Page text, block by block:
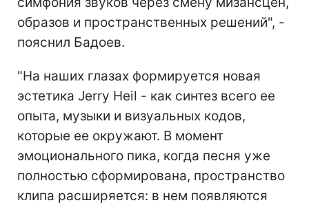
образов и пространственных решений", -
пояснил Бадоев.
"На наших глазах формируется новая
эстетика Jerry Heil - как синтез всего ее
опыта, музыки и визуальных кодов,
которые ее окружают. В момент
эмоционального пика, когда песня уже
полностью сформирована, пространство
клипа расширяется: в нем появляются